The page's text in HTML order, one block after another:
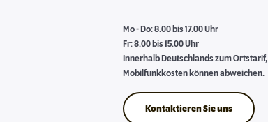
Mo - Do: 8.00 bis 17.00 Uhr
Fr: 8.00 bis 15.00 Uhr
Innerhalb Deutschlands zum Ortstarif,
Mobilfunkkosten können abweichen.
Kontaktieren Sie uns